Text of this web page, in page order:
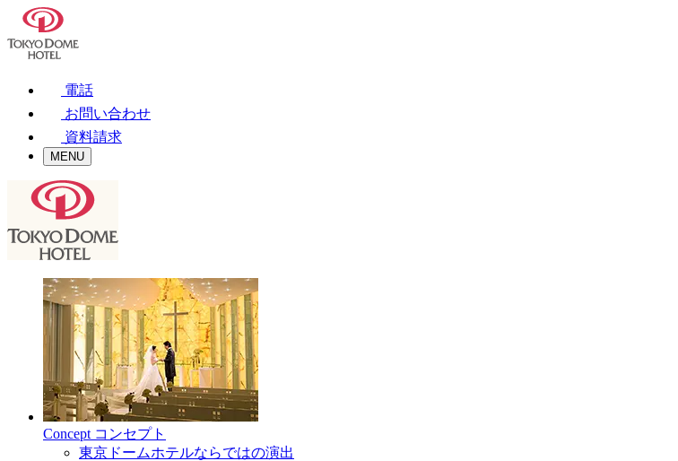
電話
お問い合わせ
資料請求
MENU
Concept コンセプト
東京ドームホテルならではの演出